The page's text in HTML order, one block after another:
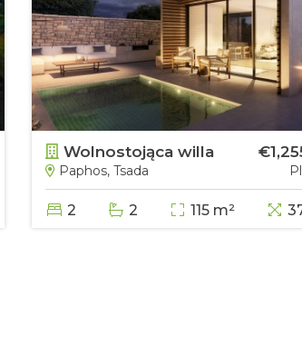
Wolnostojąca willa
Paphos, Tsada
2 2 115 m²